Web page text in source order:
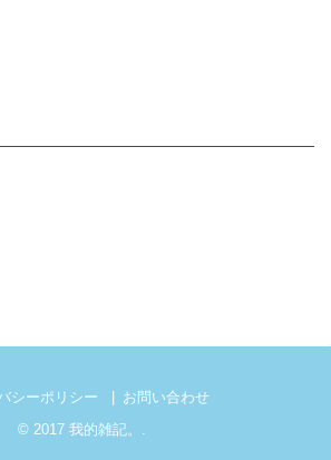
シーポリシー
お問い合わせ
© 2017 我的雑記。 .